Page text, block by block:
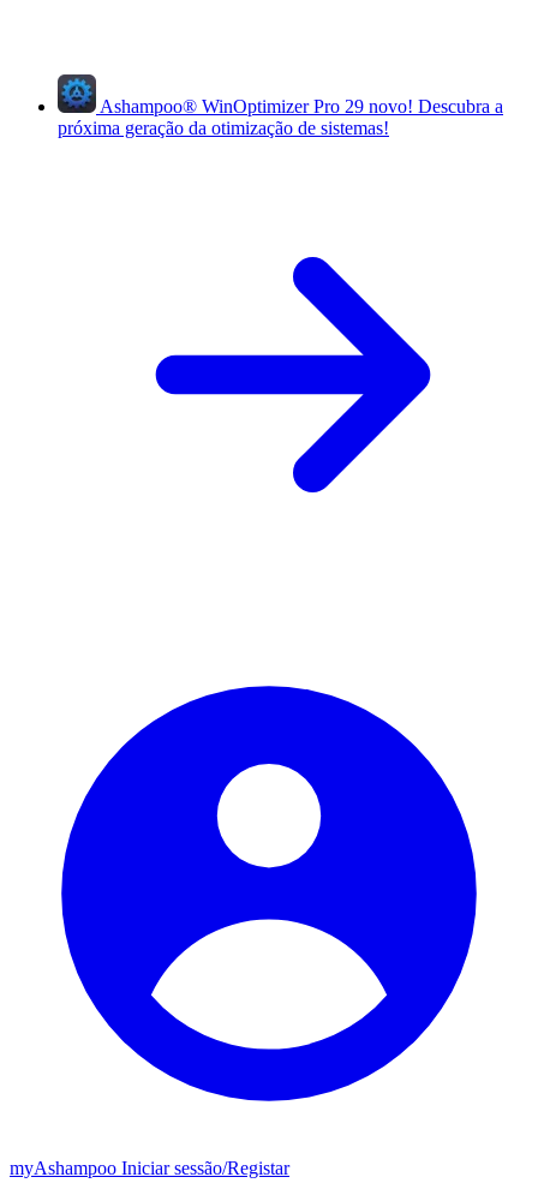
Ashampoo® WinOptimizer Pro 29 novo! Descubra a
próxima geração da otimização de sistemas!
myAshampoo Iniciar sessão/Registar